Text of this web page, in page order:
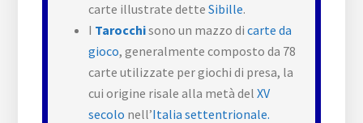
carte illustrate detteSibille.
I Tarocchisono un mazzo dicarte da
gioco, generalmente composto da 78
carte utilizzate per giochi di presa, la
cui origine risale alla metà delXV
secolo nell’Italia settentrionale.